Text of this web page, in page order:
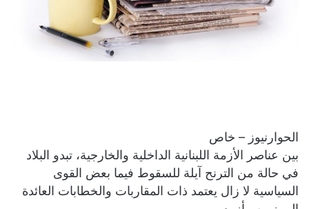
الحوارنيوز – خاص
بين عناصر الأزمة اللبنانية الداخلية والخارجية، تبدو البلاد
في حالة من الترنح آيلة للسقوط فيما بعض القوى
السياسية لا زال يعتمد ذات المقاربات والخطابات العائدة